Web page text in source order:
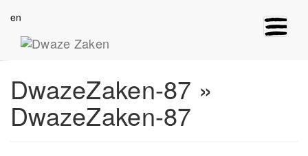
Toggle
en
DwazeZaken-87 »
DwazeZaken-87